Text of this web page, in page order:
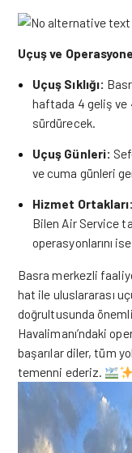
Uçuş ve
Uçuş Sıklığı:
haftada 4 geliş ve
sürdürecek.
Uçuş Günleri:
ve cuma günleri
Hizmet Ortakları:
Bilen Air Service
operasyonlarını
Basra merkezli
hat ile uluslararası
doğrultusunda
Havalimanı’ndaki
başarılar diler, tüm
temenni ederiz.